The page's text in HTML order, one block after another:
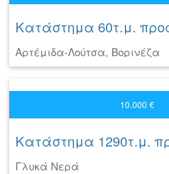
Κατάστημα 60τ.μ.
Αρτέμιδα-Λούτσα, Βορινέζα
10.000 €
Κατάστημα 1290τ.μ.
Γλυκά Νερά